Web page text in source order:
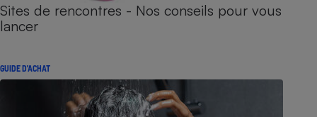
Sites de rencontres - Nos conseils pour vous
lancer
GUIDE D'ACHAT